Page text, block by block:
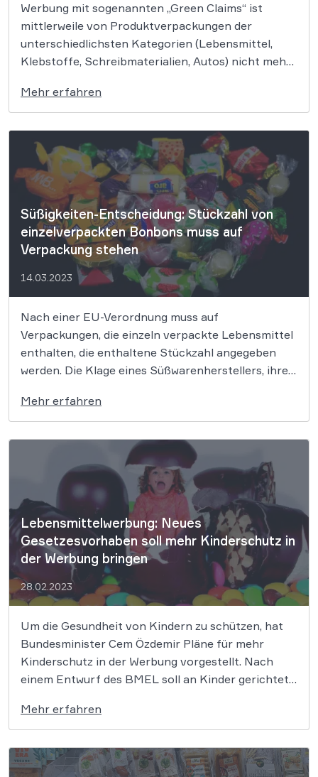
Werbung mit sogenannten „Green Claims“ ist
mittlerweile von Produktverpackungen der
unterschiedlichsten Kategorien (Lebensmittel,
Klebstoffe, Schreibmaterialien, Autos) nicht mehr
Richtlinienvorschläge der EU-Kommission, die
genau solche umweltbezogenen Werbeaussagen
wie z.B. „klimaneutral“, „umweltfreundlich“,
„umweltbewusst“ etc. künftig regeln sollen. Die
WBS.LEGAL hat nun die zwei wichtigen
Richtlinienvorschläge gutachterlich […]
Mehr erfahren
Süßigkeiten-Entscheidung: Stückzahl von
einzelverpackten Bonbons muss auf
Verpackung stehen
14.03.2023
Nach einer EU-Verordnung muss auf
Verpackungen, die einzeln verpackte Lebensmittel
enthalten, die enthaltene Stückzahl angegeben
werden. Die Klage eines Süßwarenherstellers, ihre
das BVerwG als unbegründet zurück. Bei
Lebensmitteln wie z.B. bei Bonbons wie „Nimm2“,
die in einer größeren Verpackung jeweils nochmals
einzeln verpackt sind, […]
Mehr erfahren
Lebensmittelwerbung: Neues
Gesetzesvorhaben soll mehr Kinderschutz in
der Werbung bringen
28.02.2023
Um die Gesundheit von Kindern zu schützen, hat
Bundesminister Cem Özdemir Pläne für mehr
Kinderschutz in der Werbung vorgestellt. Nach
einem Entwurf des BMEL soll an Kinder gerichtete
oder Fett künftig nicht mehr erlaubt sein. Das
Vorhaben ist im Koalitionsvertrag verankert. Mit
[…]
Mehr erfahren